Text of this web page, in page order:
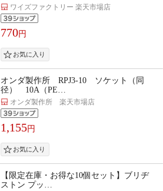
ワイズファクトリー 楽天市場店
770円
オンダ製作所 RPJ3-10 ソケット（同
径） 10A（PE…
オンダ製作所 楽天市場店
1,155円
【限定在庫・お得な10個セット】ブリヂ
ストン プッ…